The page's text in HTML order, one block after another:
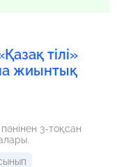
тілі»
жиынтық
3-тоқсан